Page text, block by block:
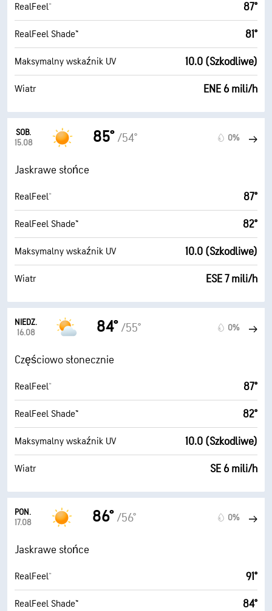
RealFeel® 87°
RealFeel Shade™ 81°
Maksymalny wskaźnik UV 10.0 (Szkodliwe)
Wiatr ENE 6 mili/h
SOB.
15.08
85° /54° 0%
Jaskrawe słońce
RealFeel® 87°
RealFeel Shade™ 82°
Maksymalny wskaźnik UV 10.0 (Szkodliwe)
Wiatr ESE 7 mili/h
NIEDZ.
16.08
84° /55° 0%
Częściowo słonecznie
RealFeel® 87°
RealFeel Shade™ 82°
Maksymalny wskaźnik UV 10.0 (Szkodliwe)
Wiatr SE 6 mili/h
PON.
17.08
86° /56° 0%
Jaskrawe słońce
RealFeel® 91°
RealFeel Shade™ 84°